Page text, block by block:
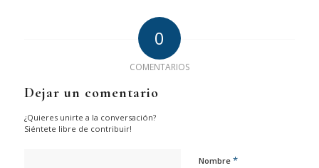
0
COMENTARIOS
Dejar un comentario
¿Quieres unirte a la conversación?
Siéntete libre de contribuir!
Nombre *